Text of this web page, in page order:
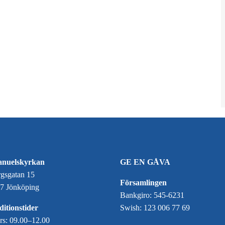
15
Jönköping
09.00–12.00
GE EN GÅVA
Församlingen
Bankgiro: 545-6231
Swish: 123 006 77 69